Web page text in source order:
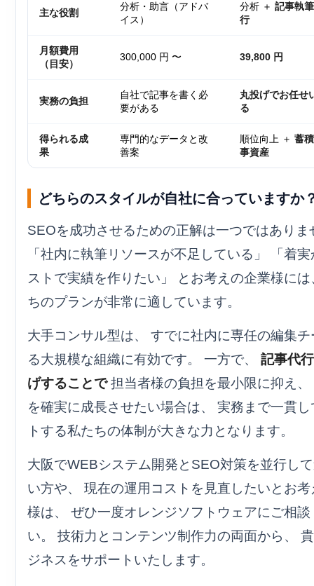
主な役割
分析・助言（アドバ
イス）
分析 ＋ 記事執
行
月額費用
（目安）
300,000 円 〜 39,800 円
実務の負担
自社で記事を書く必
要がある
丸投げでお任せ
る
得られる成
果
専門的なデータと改
善案
順位向上 ＋ 蓄
事資産
どちらのスタイルが自社に合っていますか
SEOを成功させるための正解は一つではありま
「社内に執筆リソースが不足している」 「着
ストで実績を作りたい」 とお考えの企業様に
ちのプランが非常に適しています。
大手コンサル型は、 すでに社内に専任の編集
る大規模な組織に有効です。 一方で、 記事代
げすることで担当者様の負担を最小限に抑え、
を確実に成長させたい場合は、 実務まで一貫
トする私たちの体制が大きな力となります。
大阪でWEBシステム開発とSEO対策を並行し
い方や、 現在の運用コストを見直したいとお
様は、 ぜひ一度オレンジソフトウェアにご相談
い。 技術力とコンテンツ制作力の両面から、
ジネスをサポートいたします。